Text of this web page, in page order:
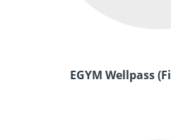
EGYM Wellpass